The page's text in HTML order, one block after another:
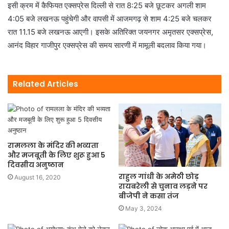
इसी क्रम में कैफियत एक्सप्रेस दिल्ली से रात 8:25 बजे छूटकर अगली शाम
4:05 बजे लखनऊ पहुंचेगी और वापसी में आजमगढ़ से शाम 4:25 बजे चलकर
रात 11.15 बजे लखनऊ आएगी। इसके अतिरिक्त जयनगर अमृतसर एक्सप्रेस,
आनंद विहार गाजीपुर एक्सप्रेस की समय सारणी में मामूली बदलाव किया गया।
Related Articles
रामलला के मंदिर की भव्यता
और मजबूती के लिए शुरू हुआ 5
दिवसीय अनुष्ठान
August 16, 2020
राहुल गांधी के अमेठी छोड़
रायबरेली से चुनाव लड़ने पर
बीजेपी ने कसा तंज
May 3, 2024